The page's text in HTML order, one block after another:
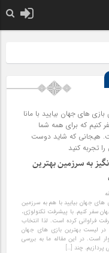
های جهان بیایید با مانا
کنیم که برای همه شما
هیجانی که شاید دوست
تجربه کنید
به سرزمین بهترین
های جهان بیایید با هم به سرزمین
سفر کنیم. با پیشرفت تکنولوژی،
فراوانی کرده است. لذا انتخاب
در لیست بهترین بازی های جهان
است. در این مقاله ما به بررسی
پردازیم. چند […]